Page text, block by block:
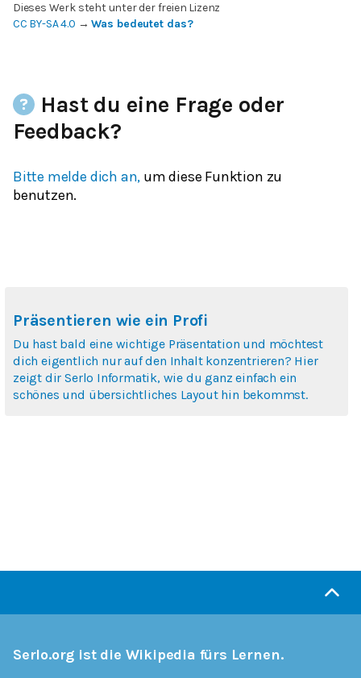
Dieses Werk steht unter der freien Lizenz
CC BY-SA 4.0 →Was bedeutet das?
Hast du eine Frage oder
Feedback?
Bitte melde dich an, um diese Funktion zu
benutzen.
Präsentieren wie ein Profi
Du hast bald eine wichtige Präsentation und möchtest
dich eigentlich nur auf den Inhalt konzentrieren? Hier
zeigt dir Serlo Informatik, wie du ganz einfach ein
schönes und übersichtliches Layout hin bekommst.
Serlo.org ist die Wikipedia fürs Lernen.